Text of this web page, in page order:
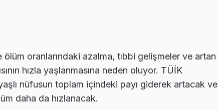
oranlarındaki azalma, tıbbi gelişmeler ve artan
hızla yaşlanmasına neden oluyor. TÜİK
nüfusun toplam içindeki payı giderek artacak ve
daha da hızlanacak.